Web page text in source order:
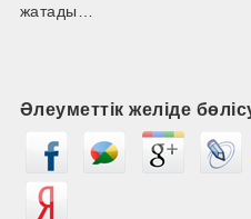
жатады…
Әлеуметтік желіде